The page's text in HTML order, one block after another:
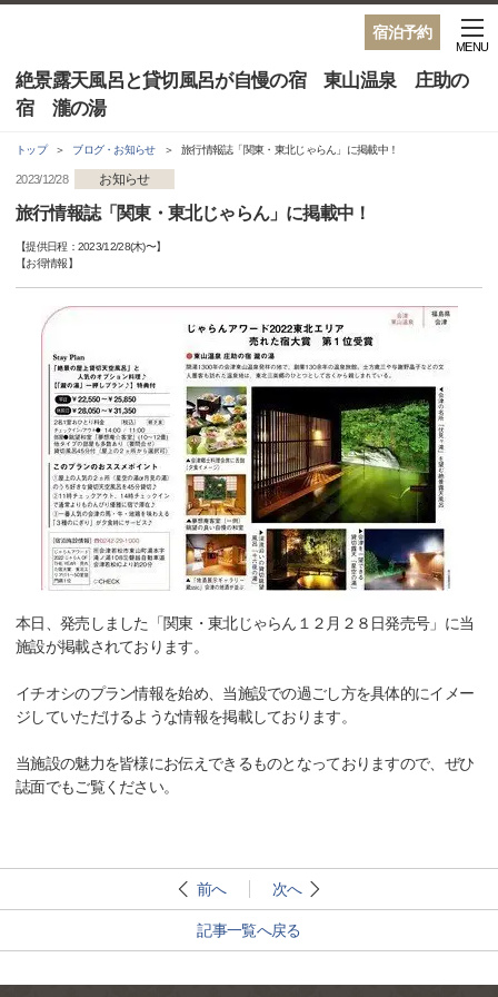
宿泊予約
絶景露天風呂と貸切風呂が自慢の宿 東山温泉 庄助の
宿 瀧の湯
MENU
トップ ブログ・お知らせ 旅行情報誌「関東・東北じゃらん」に掲載中！
2023/12/28 お知らせ
旅行情報誌「関東・東北じゃらん」に掲載中！
【提供日程： 2023/12/28(木)〜】
【お得情報】
本日、発売しました「関東・東北じゃらん１２月２８日発売号」に当
施設が掲載されております。
イチオシのプラン情報を始め、当施設での過ごし方を具体的にイメー
ジしていただけるような情報を掲載しております。
当施設の魅力を皆様にお伝えできるものとなっておりますので、ぜひ
誌面でもご覧ください。
前へ 次へ
記事一覧へ戻る